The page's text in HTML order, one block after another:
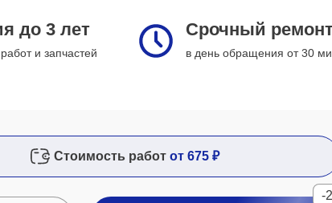
до 3 лет
и запчастей
Срочный
в день обращения от 30
Стоимость работ от 675 ₽
-